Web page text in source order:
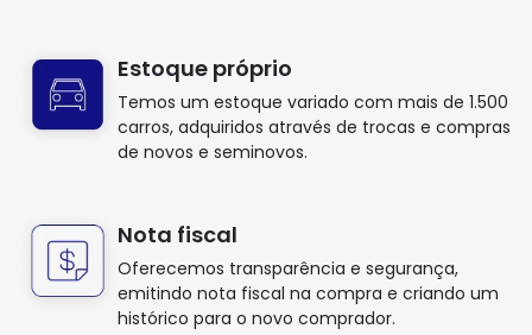
Estoque próprio
Temos um estoque variado com mais de 1.500
carros, adquiridos através de trocas e compras
de novos e seminovos.
Nota fiscal
Oferecemos transparência e segurança,
emitindo nota fiscal na compra e criando um
histórico para o novo comprador.